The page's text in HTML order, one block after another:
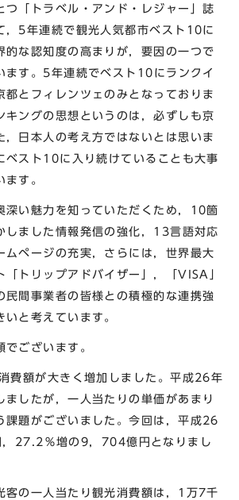
つ「トラベル・アンド・レジャー」誌
，5年連続で観光人気都市ベスト10に
的な認知度の高まりが，要因の一つで
ます。5年連続でベスト10にランクイ
都とフィレンツェのみとなっておりま
キングの思想というのは，必ずしも京
，日本人の考え方ではないとは思いま
ベスト10に入り続けていることも大事
す。
い魅力を知っていただくため，10箇
しました情報発信の強化，13言語対応
ムページの充実，さらには，世界最大
「トリップアドバイザー」，「VISA」
民間事業者の皆様との積極的な連携強
と考えています。
ございます。
費額が大きく増加しました。平成26年
ましたが，一人当たりの単価があまり
課題がございました。今回は，平成26
27.2％増の9，704億円となりまし
の一人当たり観光消費額は，1万7千